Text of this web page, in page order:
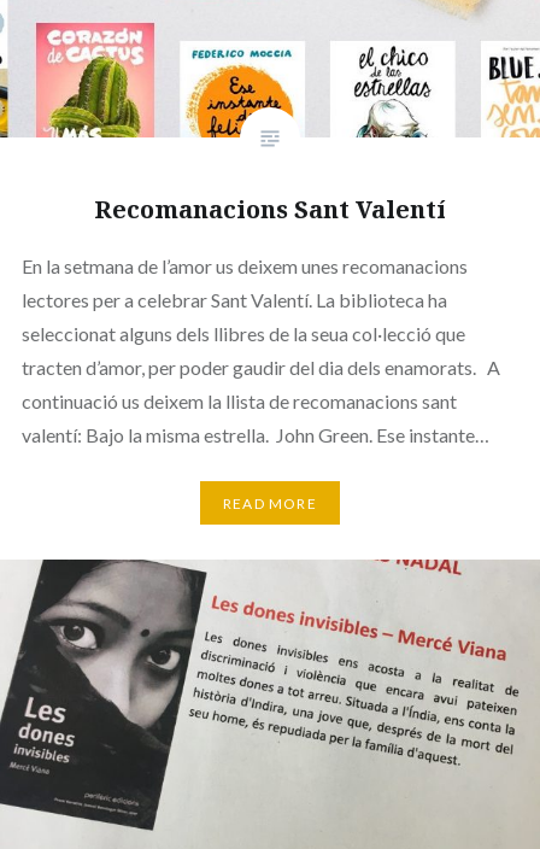
Recomanacions Sant Valentí
En la setmana de l’amor us deixem unes recomanacions
lectores per a celebrar Sant Valentí. La biblioteca ha
seleccionat alguns dels llibres de la seua col·lecció que
tracten d’amor, per poder gaudir del dia dels enamorats. A
continuació us deixem la llista de recomanacions sant
valentí: Bajo la misma estrella. John Green. Ese instante…
READ MORE